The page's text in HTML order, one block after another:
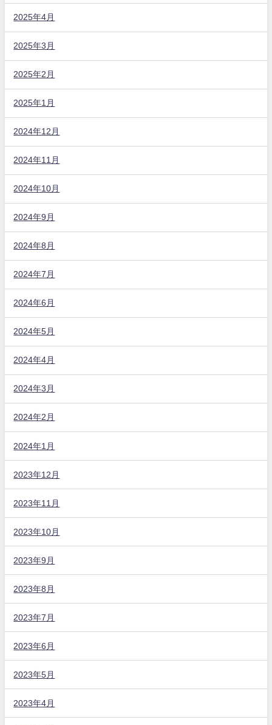
2025年4月
2025年3月
2025年2月
2025年1月
2024年12月
2024年11月
2024年10月
2024年9月
2024年8月
2024年7月
2024年6月
2024年5月
2024年4月
2024年3月
2024年2月
2024年1月
2023年12月
2023年11月
2023年10月
2023年9月
2023年8月
2023年7月
2023年6月
2023年5月
2023年4月